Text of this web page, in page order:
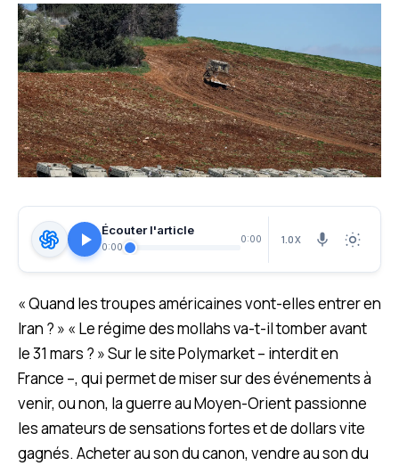
Écouter l'article
0:00
0:00 1.0X
« Quand les troupes américaines vont-elles entrer en
Iran ? » « Le régime des mollahs va-t-il tomber avant
le 31 mars ? » Sur le site Polymarket – interdit en
France –, qui permet de miser sur des événements à
venir, ou non, la guerre au Moyen-Orient passionne
les amateurs de sensations fortes et de dollars vite
gagnés. Acheter au son du canon, vendre au son du